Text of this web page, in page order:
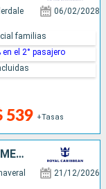
06/02/2028
539 +Tasas
familias
en el 2° pasajero
BAHAMAS, JAMAICA, ISLAS CAIMÁN, MÉXICO, ESTADOS UNIDOS
21/12/2026